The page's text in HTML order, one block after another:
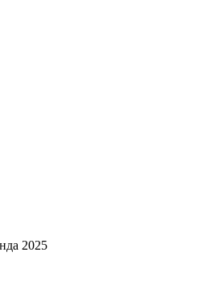
2025